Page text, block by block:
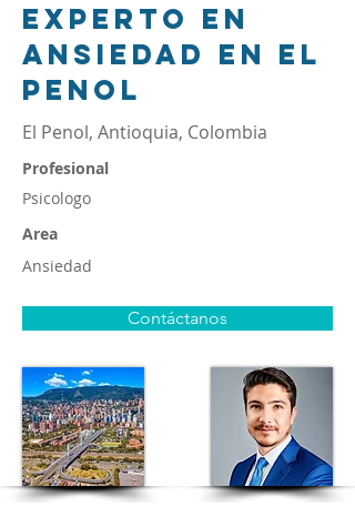
Experto en
ansiedad en El
Penol
El Penol, Antioquia, Colombia
Profesional
Psicologo
Area
Ansiedad
Contáctanos